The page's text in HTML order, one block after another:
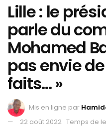
Lille : le
parle du
Mohamed
pas envie
faits… »
Mis en ligne par
22 août 2022 Temps de